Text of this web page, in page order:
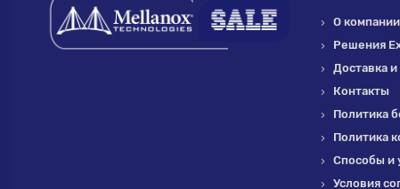
О
Решения
Доставка и
Контакты
Политика
Политика
Способы и
Условия